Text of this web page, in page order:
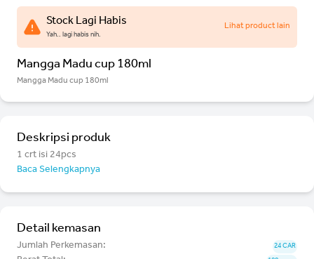
Stock Lagi Habis
Yah.. lagi habis nih.
Lihat product lain
Mangga Madu cup 180ml
Mangga Madu cup 180ml
Deskripsi produk
1 crt isi 24pcs
Baca Selengkapnya
Detail kemasan
Jumlah Perkemasan: 24 CAR